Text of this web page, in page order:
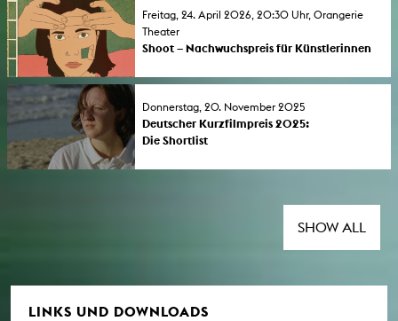
Medien Köln erhielten bedeutende
Jurypreise.
ausgezeichnet. Noch bis 31. Juli sind sie in der
3sat-Mediathek zu sehen.
Freitag, 24. April 2026, 20:30 Uhr, Orangerie
Theater
Shoot – Nachwuchspreis für Künstlerinnen
Der Nachwuchspreis für Künstlerinnen der
zwischen der Gleichstellung der KHM und
dem IFFF Dortmund+Köln vergeben.
Donnerstag, 20. November 2025
Deutscher Kurzfilmpreis 2025:
Die Shortlist
Kunsthochschule für Medien Köln wurden
2025 vorausgewählt. Die Nominierungen
werden Ende Oktober bekannt gegeben.
SHOW ALL
LINKS UND DOWNLOADS